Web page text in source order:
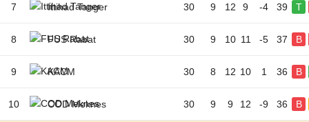
7 Ittihad Tanger 30 9 12 9 -4 39 T
8 FUS Rabat 30 9 10 11 -5 37 B
9 KACM 30 8 12 10 1 36 B
10 COD Meknes 30 9 9 12 -9 36 B